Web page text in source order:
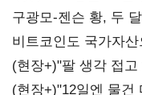
때리기
구광모-젠슨 황, 두
비트코인도 국가자
숙제
(현장+)"팔 생각 접
20억 키맞추기
(현장+)"12일엔 물